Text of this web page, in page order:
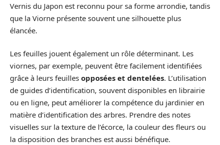
Vernis du Japon est reconnu pour sa forme arrondie, tandis
que la Viorne présente souvent une silhouette plus
élancée.
Les feuilles jouent également un rôle déterminant. Les
viornes, par exemple, peuvent être facilement identifiées
grâce à leurs feuilles opposées et dentelées. L’utilisation
de guides d’identification, souvent disponibles en librairie
ou en ligne, peut améliorer la compétence du jardinier en
matière d’identification des arbres. Prendre des notes
visuelles sur la texture de l’écorce, la couleur des fleurs ou
la disposition des branches est aussi bénéfique.